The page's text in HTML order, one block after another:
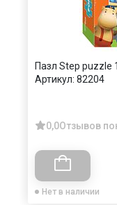
Пазл Step puzzle
Артикул: 82204
0,0Отзывов
Нет в наличии